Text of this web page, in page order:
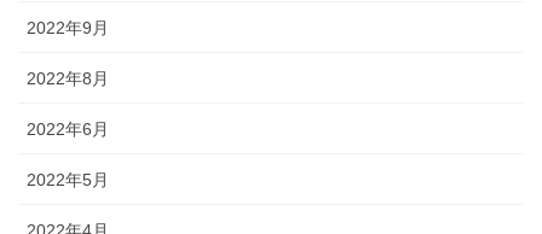
2022年9月
2022年8月
2022年6月
2022年5月